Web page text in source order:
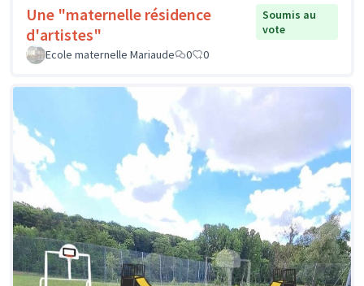
Une "maternelle résidence
d'artistes"
Soumis au
vote
Ecole maternelle Mariaude
0 0